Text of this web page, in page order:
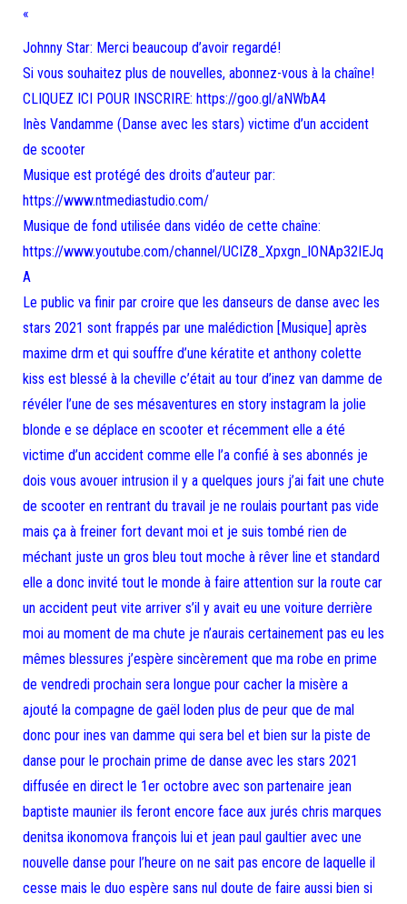
«
Johnny Star: Merci beaucoup d’avoir regardé!
Si vous souhaitez plus de nouvelles, abonnez-vous à la chaîne!
CLIQUEZ ICI POUR INSCRIRE: https://goo.gl/aNWbA4
Inès Vandamme (Danse avec les stars) victime d’un accident
de scooter
Musique est protégé des droits d’auteur par:
https://www.ntmediastudio.com/
Musique de fond utilisée dans vidéo de cette chaîne:
https://www.youtube.com/channel/UCIZ8_Xpxgn_lONAp32IEJq
A
Le public va finir par croire que les danseurs de danse avec les
stars 2021 sont frappés par une malédiction [Musique] après
maxime drm et qui souffre d’une kératite et anthony colette
kiss est blessé à la cheville c’était au tour d’inez van damme de
révéler l’une de ses mésaventures en story instagram la jolie
blonde e se déplace en scooter et récemment elle a été
victime d’un accident comme elle l’a confié à ses abonnés je
dois vous avouer intrusion il y a quelques jours j’ai fait une chute
de scooter en rentrant du travail je ne roulais pourtant pas vide
mais ça à freiner fort devant moi et je suis tombé rien de
méchant juste un gros bleu tout moche à rêver line et standard
elle a donc invité tout le monde à faire attention sur la route car
un accident peut vite arriver s’il y avait eu une voiture derrière
moi au moment de ma chute je n’aurais certainement pas eu les
mêmes blessures j’espère sincèrement que ma robe en prime
de vendredi prochain sera longue pour cacher la misère a
ajouté la compagne de gaël loden plus de peur que de mal
donc pour ines van damme qui sera bel et bien sur la piste de
danse pour le prochain prime de danse avec les stars 2021
diffusée en direct le 1er octobre avec son partenaire jean
baptiste maunier ils feront encore face aux jurés chris marques
denitsa ikonomova françois lui et jean paul gaultier avec une
nouvelle danse pour l’heure on ne sait pas encore de laquelle il
cesse mais le duo espère sans nul doute de faire aussi bien si